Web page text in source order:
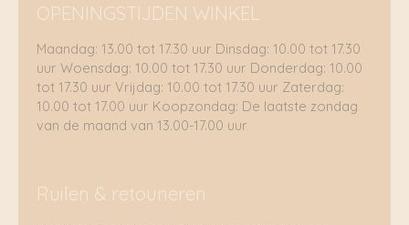
OPENINGSTIJDEN WINKEL
Maandag: 13.00 tot 17.30 uur Dinsdag: 10.00 tot 17.30
uur Woensdag: 10.00 tot 17.30 uur Donderdag: 10.00
tot 17.30 uur Vrijdag: 10.00 tot 17.30 uur Zaterdag:
10.00 tot 17.00 uur Koopzondag: De laatste zondag
van de maand van 13.00-17.00 uur
Ruilen & retouneren